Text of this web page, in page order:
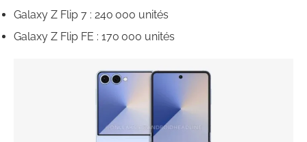
Galaxy Z Flip 7 : 240 000 unités
Galaxy Z Flip FE : 170 000 unités